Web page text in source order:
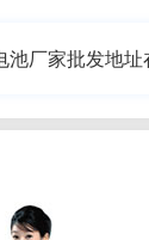
池厂家批发地址